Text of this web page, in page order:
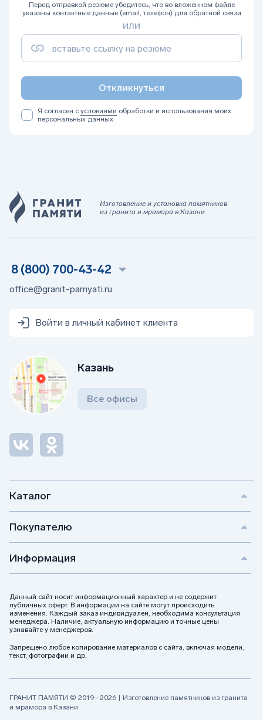
Перед отправкой резюме убедитесь, что во вложенном файле
указаны контактные данные (email, телефон) для обратной связи
или
Откликнуться
Я согласен с условиями обработки и использования моих
персональных данных
Изготовление и установка памятников
из гранита и мрамора в Казани
Каталог
Покупателю
Информация
Данный сайт носит информационный характер и не содержит
публичных оферт. В информации на сайте могут происходить
изменения. Каждый заказ индивидуален, необходима консультация
менеджера. Наличие, актуальную информацию и точные цены
узнавайте у менеджеров.
Запрещено любое копирование материалов с сайта, включая модели,
текст, фотографии и др.
8 (800) 700-43-42
office@granit-pamyati.ru
Войти в личный кабинет клиента
Казань
Все офисы
ГРАНИТ ПАМЯТИ © 2019–2026 | Изготовление памятников из гранита
и мрамора в Казани